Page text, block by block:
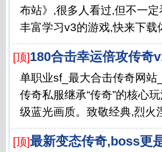
布站》,很多人看过,但不一
丰富学习v3的游戏,快来下载
[顶]180合击幸运倍攻传奇
单职业sf_最大合击传奇网
传奇私服继承“传奇”的核心
级蓝光画质。致敬经典,烈火
[顶]最新变态传奇,boss更